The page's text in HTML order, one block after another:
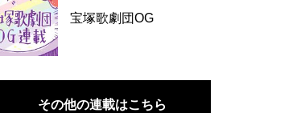
宝塚歌劇団OG
その他の連載はこちら